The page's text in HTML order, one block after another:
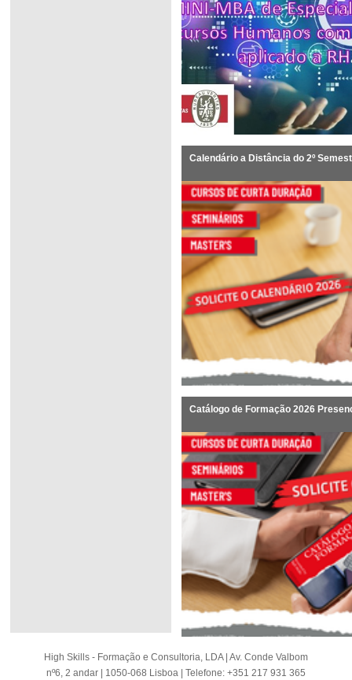
Calendário a Distância do 2º
Catálogo de Formação 2026
High Skills - Formação e Consultoria, LDA | Av. Conde Valbom
nº6, 2 andar | 1050-068 Lisboa | Telefone: +351 217 931 365